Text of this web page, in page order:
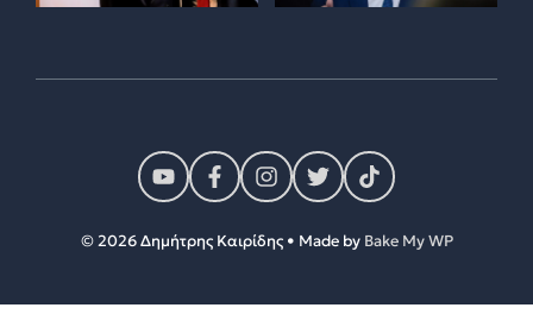
© 2026 Δημήτρης Καιρίδης • Made by Bake My WP